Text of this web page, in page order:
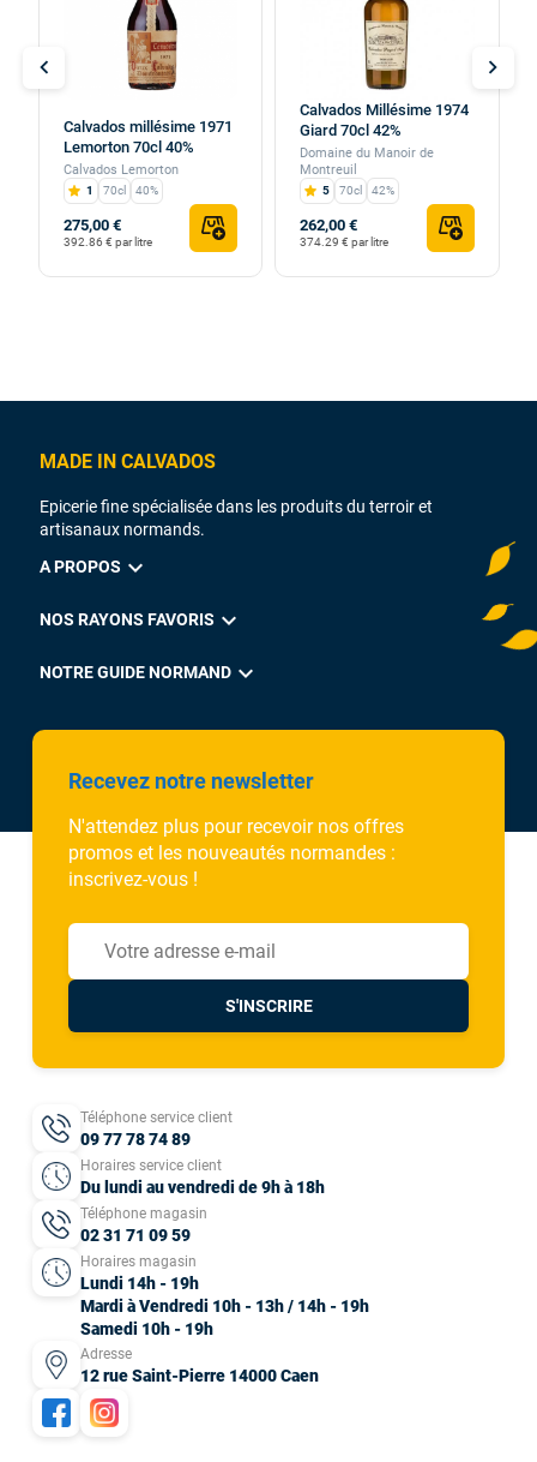
Calvados millésime 1971
Lemorton 70cl 40%
Calvados Lemorton
1 70cl 40%
275,00 €
392.86 € par litre
Calvados Millésime 1974
Giard 70cl 42%
Domaine du Manoir de
Montreuil
5 70cl 42%
262,00 €
374.29 € par litre
chevron_left chevron_right
MADE IN CALVADOS
Epicerie fine spécialisée dans les produits du terroir et
artisanaux normands.
A PROPOS expand_more
NOS RAYONS FAVORIS expand_more
NOTRE GUIDE NORMAND expand_more
Recevez notre newsletter
N'attendez plus pour recevoir nos offres
promos et les nouveautés normandes :
inscrivez-vous !
S'INSCRIRE
Téléphone service client
09 77 78 74 89
Horaires service client
Du lundi au vendredi de 9h à 18h
Téléphone magasin
02 31 71 09 59
Horaires magasin
Lundi 14h - 19h
Mardi à Vendredi 10h - 13h / 14h - 19h
Samedi 10h - 19h
Adresse
12 rue Saint-Pierre 14000 Caen